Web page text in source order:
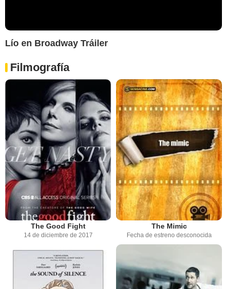
Lío en Broadway Tráiler
Filmografía
The Good Fight
14 de diciembre de 2017
The Mimic
Fecha de estreno desconocida